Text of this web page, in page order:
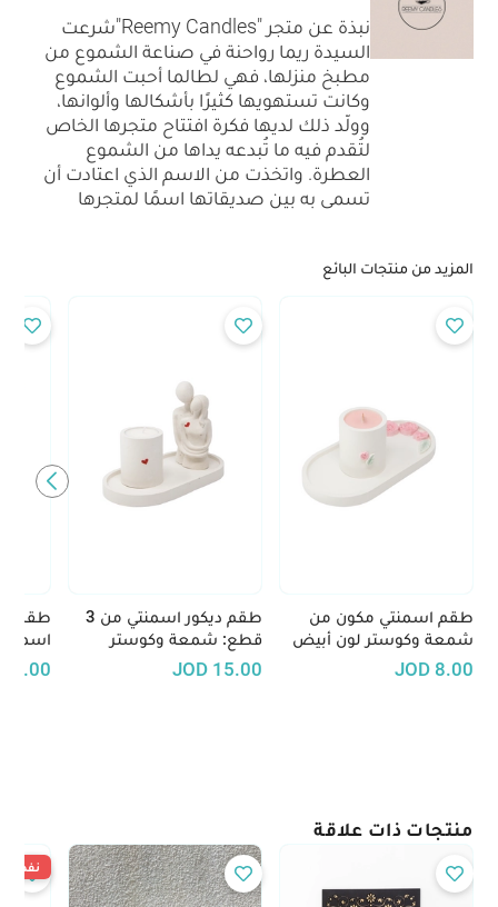
نبذة عن متجر "Reemy Candles"شرعت
السيدة ريما رواحنة في صناعة الشموع من
مطبخ منزلها، فهي لطالما أحبت الشموع
وكانت تستهويها كثيرًا بأشكالها وألوانها،
وولّد ذلك لديها فكرة افتتاح متجرها الخاص
لتُقدم فيه ما تُبدعه يداها من الشموع
العطرة. واتخذت من الاسم الذي اعتادت أن
تسمى به بين صديقاتها اسمًا لمتجرها
المزيد من منتجات البائع
طقم اسمنتي مكون من
شمعة وكوستر لون أبيض
مزيّن بورود باللون الوردي
8.00
JOD
طقم ديكور اسمنتي من 3
قطع: شمعة وكوستر
اسمنتي ومجسّم لعاشقين
15.00
JOD
طقم
وذهبي
15.00
منتجات ذات علاقة
نفدت